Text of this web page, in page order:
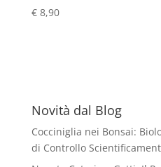
€8,90
Novità dal Blog
Cocciniglia nei Bonsai:
di Controllo